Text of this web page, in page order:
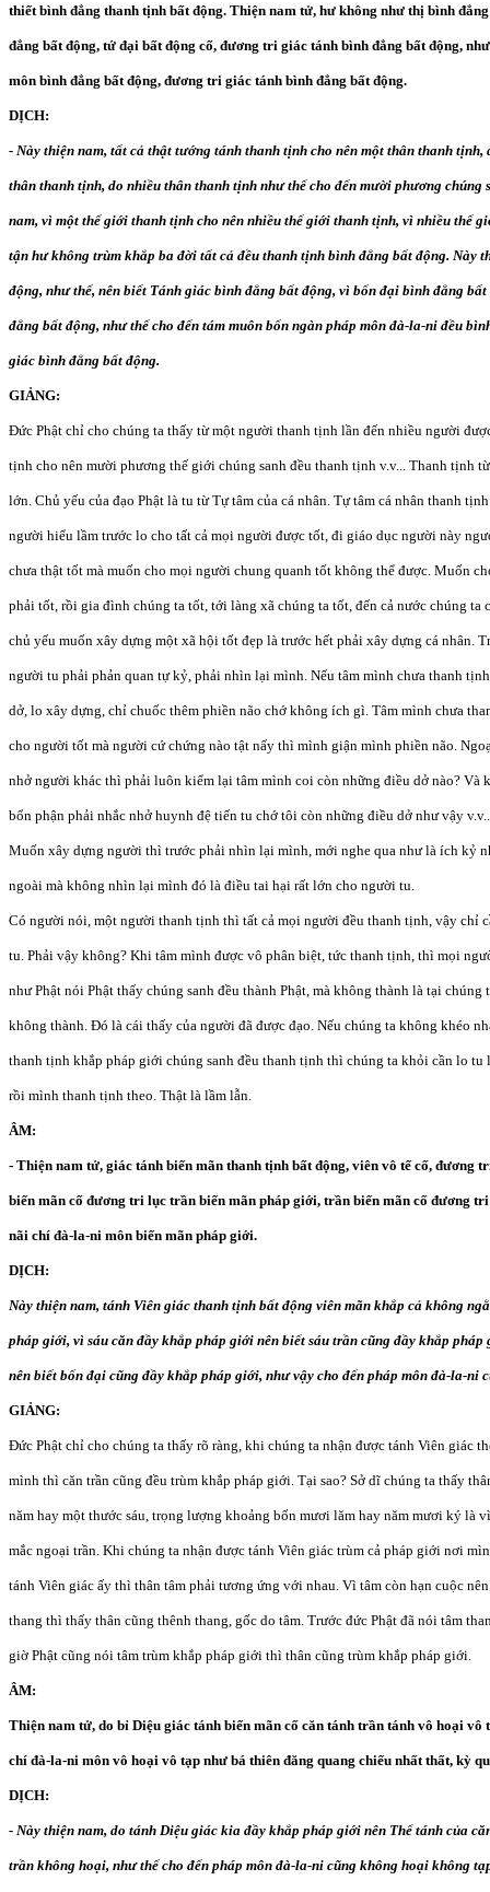
thiết bình đẳng thanh tịnh bất động. Thiện nam tử, hư không như thị bình
đẳng bất động, tứ đại bất động cố, đương tri giác tánh bình đẳng bất động,
môn bình đẳng bất động, đương tri giác tánh bình đẳng bất động.
DỊCH:
- Này thiện nam, tất cả thật tướng tánh thanh tịnh cho nên một thân thanh
thân thanh tịnh, do nhiều thân thanh tịnh như thế cho đến mười phương chúng
nam, vì một thế giới thanh tịnh cho nên nhiều thế giới thanh tịnh, vì nhiều thế
tận hư không trùm khắp ba đời tất cả đều thanh tịnh bình đẳng bất động. Này
động, như thế, nên biết Tánh giác bình đẳng bất động, vì bốn đại bình đẳng
đẳng bất động, như thế cho đến tám muôn bốn ngàn pháp môn đà-la-ni đều
giác bình đẳng bất động.
GIẢNG:
Đức Phật chỉ cho chúng ta thấy từ một người thanh tịnh lần đến nhiều người
tịnh cho nên mười phương thế giới chúng sanh đều thanh tịnh v.v... Thanh tịnh
lớn. Chủ yếu của đạo Phật là tu từ Tự tâm của cá nhân. Tự tâm cá nhân thanh
người hiểu lầm trước lo cho tất cả mọi người được tốt, đi giáo dục người này
chưa thật tốt mà muốn cho mọi người chung quanh tốt không thể được. Muốn
phải tốt, rồi gia đình chúng ta tốt, tới làng xã chúng ta tốt, đến cả nước chúng
chủ yếu muốn xây dựng một xã hội tốt đẹp là trước hết phải xây dựng cá nhân.
người tu phải phản quan tự kỷ, phải nhìn lại mình. Nếu tâm mình chưa thanh
dở, lo xây dựng, chỉ chuốc thêm phiền não chớ không ích gì. Tâm mình chưa
cho người tốt mà người cứ chứng nào tật nấy thì mình giận mình phiền não.
nhở người khác thì phải luôn kiểm lại tâm mình coi còn những điều dở nào? Và
bổn phận phải nhắc nhở huynh đệ tiến tu chớ tôi còn những điều dở như vậy
Muốn xây dựng người thì trước phải nhìn lại mình, mới nghe qua như là ích kỷ
ngoài mà không nhìn lại mình đó là điều tai hại rất lớn cho người tu.
Có người nói, một người thanh tịnh thì tất cả mọi người đều thanh tịnh, vậy chỉ
tu. Phải vậy không? Khi tâm mình được vô phân biệt, tức thanh tịnh, thì mọi
như Phật nói Phật thấy chúng sanh đều thành Phật, mà không thành là tại chúng
không thành. Đó là cái thấy của người đã được đạo. Nếu chúng ta không khéo
thanh tịnh khắp pháp giới chúng sanh đều thanh tịnh thì chúng ta khỏi cần lo tu
rồi mình thanh tịnh theo. Thật là lầm lẫn.
ÂM:
- Thiện nam tử, giác tánh biến mãn thanh tịnh bất động, viên vô tế cố, đương
biến mãn cố đương tri lục trần biến mãn pháp giới, trần biến mãn cố đương
nãi chí đà-la-ni môn biến mãn pháp giới.
DỊCH:
Này thiện nam, tánh Viên giác thanh tịnh bất động viên mãn khắp cả không
pháp giới, vì sáu căn đầy khắp pháp giới nên biết sáu trần cũng đầy khắp
nên biết bốn đại cũng đầy khắp pháp giới, như vậy cho đến pháp môn đà-la-ni
GIẢNG:
Đức Phật chỉ cho chúng ta thấy rõ ràng, khi chúng ta nhận được tánh Viên giác
mình thì căn trần cũng đều trùm khắp pháp giới. Tại sao? Sở dĩ chúng ta thấy
năm hay một thước sáu, trọng lượng khoảng bốn mươi lăm hay năm mươi ký là
mắc ngoại trần. Khi chúng ta nhận được tánh Viên giác trùm cả pháp giới nơi
tánh Viên giác ấy thì thân tâm phải tương ứng với nhau. Vì tâm còn hạn cuộc
thang thì thấy thân cũng thênh thang, gốc do tâm. Trước đức Phật đã nói tâm
giờ Phật cũng nói tâm trùm khắp pháp giới thì thân cũng trùm khắp pháp giới.
ÂM:
Thiện nam tử, do bỉ Diệu giác tánh biến mãn cố căn tánh trần tánh vô hoại
chí đà-la-ni môn vô hoại vô tạp như bá thiên đăng quang chiếu nhất thất, kỳ
DỊCH:
- Này thiện nam, do tánh Diệu giác kia đầy khắp pháp giới nên Thể tánh của
trần không hoại, như thế cho đến pháp môn đà-la-ni cũng không hoại không